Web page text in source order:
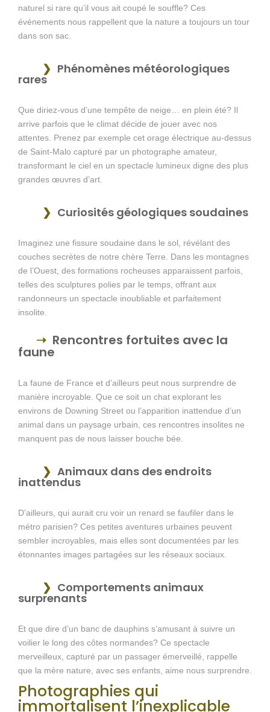
naturel si rare qu’il vous ait coupé le souffle? Ces
événements nous rappellent que la nature a toujours un tour
dans son sac.
Phénomènes météorologiques
rares
Que diriez-vous d’une tempête de neige… en plein été? Il
arrive parfois que le climat décide de jouer avec nos
attentes. Prenez par exemple cet orage électrique au-dessus
de Saint-Malo capturé par un photographe amateur,
transformant le ciel en un spectacle lumineux digne des plus
grandes œuvres d’art.
Curiosités géologiques soudaines
Imaginez une fissure soudaine dans le sol, révélant des
couches secrètes de notre chère Terre. Dans les montagnes
de l’Ouest, des formations rocheuses apparaissent parfois,
telles des sculptures polies par le temps, offrant aux
randonneurs un spectacle inoubliable et parfaitement
insolite.
Rencontres fortuites avec la
faune
La faune de France et d’ailleurs peut nous surprendre de
manière incroyable. Que ce soit un chat explorant les
environs de Downing Street ou l’apparition inattendue d’un
animal dans un paysage urbain, ces rencontres insolites ne
manquent pas de nous laisser bouche bée.
Animaux dans des endroits
inattendus
D’ailleurs, qui aurait cru voir un renard se faufiler dans le
métro parisien? Ces petites aventures urbaines peuvent
sembler incroyables, mais elles sont documentées par les
étonnantes images partagées sur les réseaux sociaux.
Comportements animaux
surprenants
Et que dire d’un banc de dauphins s’amusant à suivre un
voilier le long des côtes normandes? Ce spectacle
merveilleux, capturé par un passager émerveillé, rappelle
que la mère nature, avec ses enfants, aime nous surprendre.
Photographies qui
immortalisent l’inexplicable